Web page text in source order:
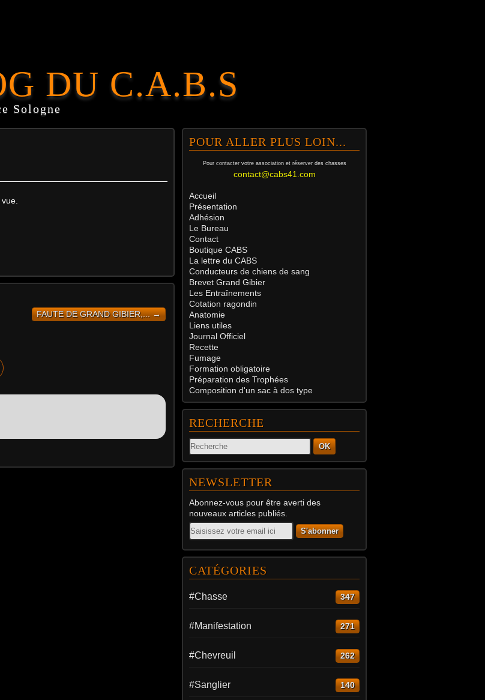
DU C.A.B.S
Sologne
FAUTE DE GRAND GIBIER,... →
POUR ALLER PLUS LOIN...
Pour contacter votre association et réserver des chasses
contact@cabs41.com
Accueil
Présentation
Adhésion
Le Bureau
Contact
Boutique CABS
La lettre du CABS
Conducteurs de chiens de sang
Brevet Grand Gibier
Les Entraînements
Cotation ragondin
Anatomie
Liens utiles
Journal Officiel
Recette
Fumage
Formation obligatoire
Préparation des Trophées
Composition d'un sac à dos type
RECHERCHE
OK
NEWSLETTER
Abonnez-vous pour être averti des
nouveaux articles publiés.
Email
CATÉGORIES
#Chasse 347
#Manifestation 271
#Chevreuil 262
#Sanglier 140